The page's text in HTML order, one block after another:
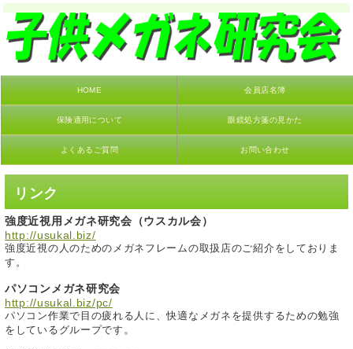
HOME 会員店名簿
保険適用について 眼鏡処方箋の見かた
よくあるご質問 お問い合わせ
リンク
強度近視用メガネ研究会（ウスカル会）
http://usukal.biz/
強度近視の人のためのメガネフレームの取扱店のご紹介をしておりま
す。
パソコンメガネ研究会
http://usukal.biz/pc/
パソコン作業で目の疲れる人に、快適なメガネを提供するための勉強
をしているグループです 。